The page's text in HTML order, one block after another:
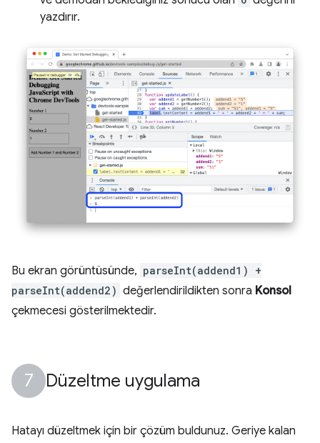
yazdırır.
Bu ekran görüntüsünde, parseInt(addend1) +
parseInt(addend2) değerlendirildikten sonra Konsol
çekmecesi gösterilmektedir.
Düzeltme uygulama
Hatayı düzeltmek için bir çözüm buldunuz. Geriye kalan